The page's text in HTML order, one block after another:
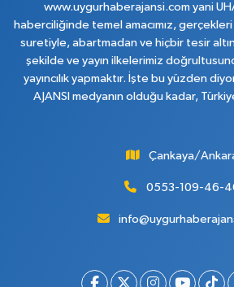
www.uygurhaberajansi.com yani
haberciliğinde temel amacımız,
suretiyle, abartmadan ve hiçbir tesir
şekilde ve yayın ilkelerimiz
yayıncılık yapmaktır. İşte bu yüzden
AJANSI medyanın olduğu kadar,
Çankaya/
0553-109-46-